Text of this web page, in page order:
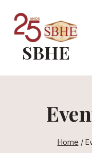
para
ConteúdoSBHE
Home /